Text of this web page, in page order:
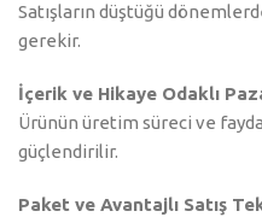
Satışların düştüğü
gerekir.
İçerik ve Hikaye Odaklı
Ürünün üretim süreci ve
güçlendirilir.
Paket ve Avantajlı Satış